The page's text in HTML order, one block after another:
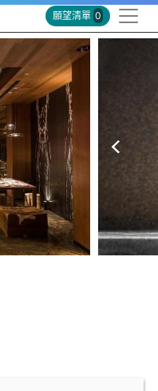
願望清單 0